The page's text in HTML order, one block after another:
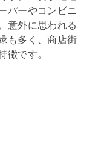
パーやコンビニ
意外に思われる
も多く、商店街
徴です。